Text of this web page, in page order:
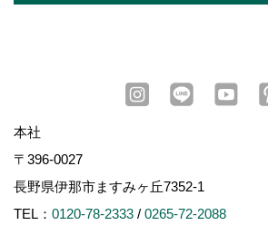
本社
〒396-0027
長野県伊那市ますみヶ丘7352-1
TEL： 0120-78-2333 / 0265-72-2088